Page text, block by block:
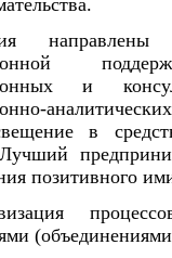
и
в
позитивного